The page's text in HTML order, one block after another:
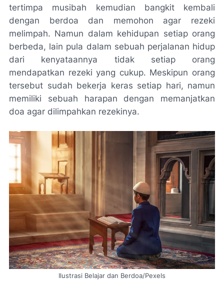
tertimpa musibah kemudian bangkit kembali
dengan berdoa dan memohon agar rezeki
melimpah. Namun dalam kehidupan setiap orang
berbeda, lain pula dalam sebuah perjalanan hidup
dari kenyataannya tidak setiap orang
mendapatkan rezeki yang cukup. Meskipun orang
tersebut sudah bekerja keras setiap hari, namun
memiliki sebuah harapan dengan memanjatkan
doa agar dilimpahkan rezekinya.
Ilustrasi Belajar dan Berdoa/Pexels